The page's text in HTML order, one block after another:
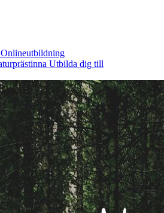
Onlineutbildning
Utbilda dig till